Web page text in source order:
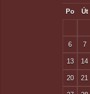
Po Út
6 7
13 14
20 21